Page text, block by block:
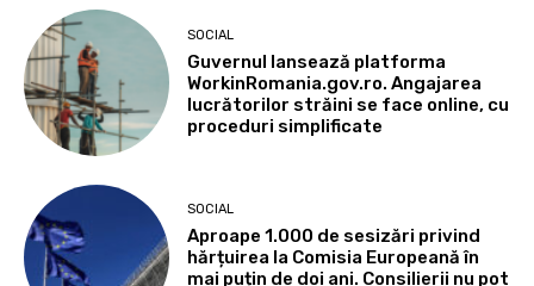
SOCIAL
Guvernul lansează platforma
WorkinRomania.gov.ro. Angajarea
lucrătorilor străini se face online, cu
proceduri simplificate
SOCIAL
Aproape 1.000 de sesizări privind
hărțuirea la Comisia Europeană în
mai puțin de doi ani. Consilierii nu pot